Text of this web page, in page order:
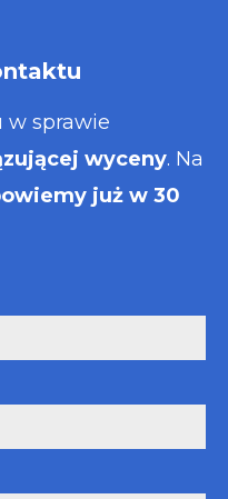
w sprawie
wyceny. Na
już w 30